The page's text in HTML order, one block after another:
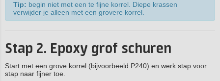
Tip: begin niet met een te fijne korrel. Diepe krassen
verwijder je alleen met een grovere korrel.
Stap 2. Epoxy grof schuren
Start met een grove korrel (bijvoorbeeld P240) en werk stap voor
stap naar fijner toe.